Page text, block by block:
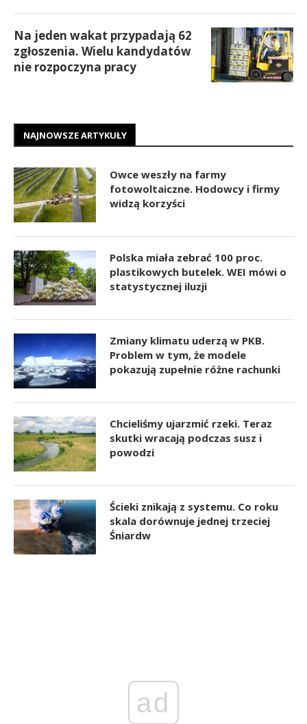
Na jeden wakat przypadają 62
zgłoszenia. Wielu kandydatów
nie rozpoczyna pracy
NAJNOWSZE ARTYKUŁY
Owce weszły na farmy
fotowoltaiczne. Hodowcy i firmy
widzą korzyści
Polska miała zebrać 100 proc.
plastikowych butelek. WEI mówi o
statystycznej iluzji
Zmiany klimatu uderzą w PKB.
Problem w tym, że modele
pokazują zupełnie różne rachunki
Chcieliśmy ujarzmić rzeki. Teraz
skutki wracają podczas susz i
powodzi
Ścieki znikają z systemu. Co roku
skala dorównuje jednej trzeciej
Śniardw
ad